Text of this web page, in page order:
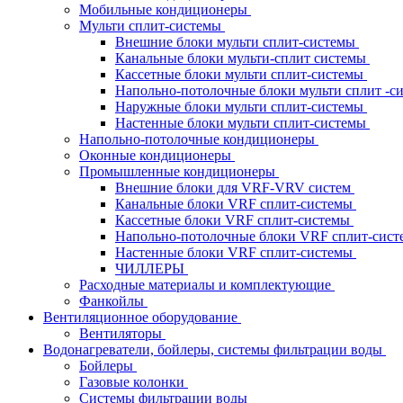
Мобильные кондиционеры
Мульти сплит-системы
Внешние блоки мульти сплит-системы
Канальные блоки мульти-сплит системы
Кассетные блоки мульти сплит-системы
Напольно-потолочные блоки мульти сплит -
Наружные блоки мульти сплит-системы
Настенные блоки мульти сплит-системы
Напольно-потолочные кондиционеры
Оконные кондиционеры
Промышленные кондиционеры
Внешние блоки для VRF-VRV систем
Канальные блоки VRF сплит-системы
Кассетные блоки VRF сплит-системы
Напольно-потолочные блоки VRF сплит-
Настенные блоки VRF сплит-системы
ЧИЛЛЕРЫ
Расходные материалы и комплектующие
Фанкойлы
Вентиляционное оборудование
Вентиляторы
Водонагреватели, бойлеры, системы фильтрации воды
Бойлеры
Газовые колонки
Системы фильтрации воды